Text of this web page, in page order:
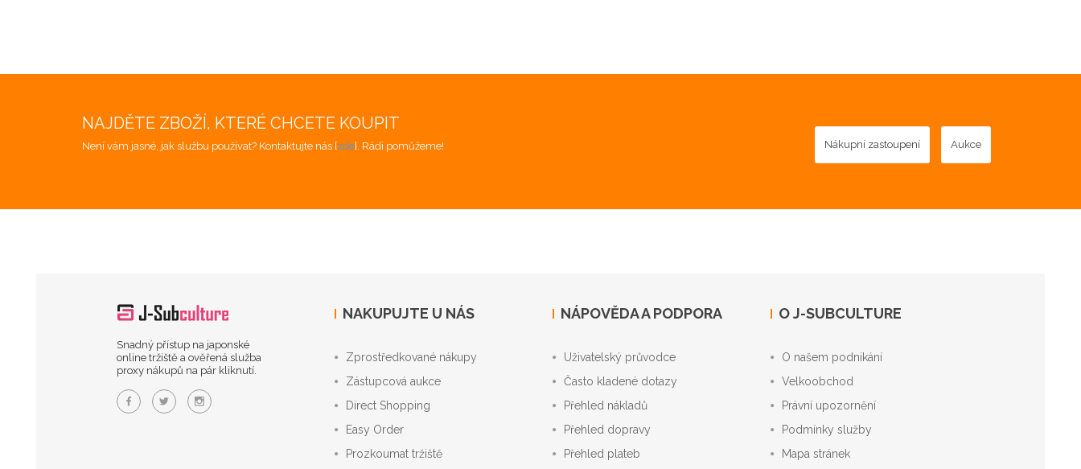
NAJDĚTE ZBOŽÍ, KTERÉ CHCETE KOUPIT
Není vám jasné, jak službu používat? Kontaktujte nás [zde]. Rádi pomůžeme! Nákupní zastoupení Aukce
Snadný přístup na japonské
online tržiště a ověřená služba
proxy nákupů na pár kliknutí.
NAKUPUJTE U NÁS
Zprostředkované nákupy
Zástupcová aukce
Direct Shopping
Easy Order
Prozkoumat tržiště
NÁPOVĚDA A PODPORA
Uživatelský průvodce
Často kladené dotazy
Přehled nákladů
Přehled dopravy
Přehled plateb
O J-SUBCULTURE
O našem podnikání
Velkoobchod
Právní upozornění
Podmínky služby
Mapa stránek